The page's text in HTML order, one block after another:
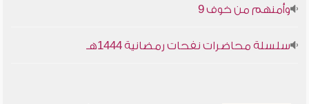
وأمنهم من خوف 9
سلسلة محاضرات نفحات رمضانية 1444هـ